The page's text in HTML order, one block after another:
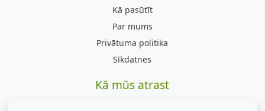
Kā pasūtīt
Par mums
Privātuma politika
Sīkdatnes
Kā mūs atrast